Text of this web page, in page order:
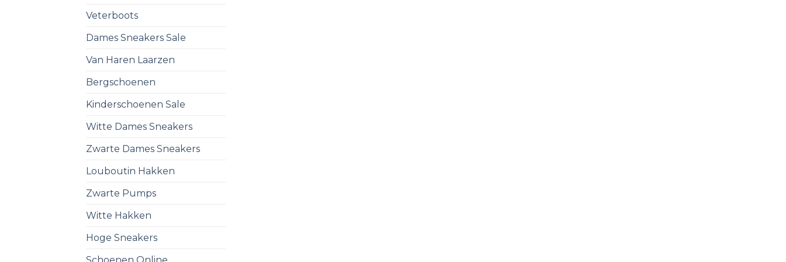
Veterboots
Dames Sneakers Sale
Van Haren Laarzen
Bergschoenen
Kinderschoenen Sale
Witte Dames Sneakers
Zwarte Dames Sneakers
Louboutin Hakken
Zwarte Pumps
Witte Hakken
Hoge Sneakers